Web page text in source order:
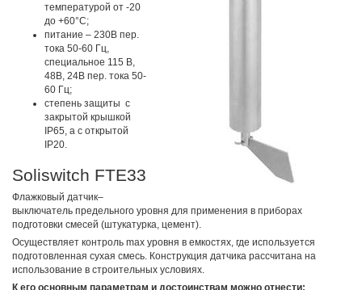
температурой от -20
до +60°С;
питание – 230В пер.
тока 50-60 Гц,
специальное 115 В,
48В, 24В пер. тока 50-
60 Гц;
степень защиты с
закрытой крышкой
IP65, а с открытой
IP20.
Soliswitch FTE33
Флажковый датчик–
выключатель предельного уровня для применения в приборах
подготовки смесей (штукатурка, цемент).
Осуществляет контроль max уровня в емкостях, где используется
подготовленная сухая смесь. Конструкция датчика рассчитана на
использование в строительных условиях.
К его основным параметрам и достоинствам можно отнести: